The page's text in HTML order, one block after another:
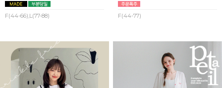
F(44-66),L(77-88) F(44-77)